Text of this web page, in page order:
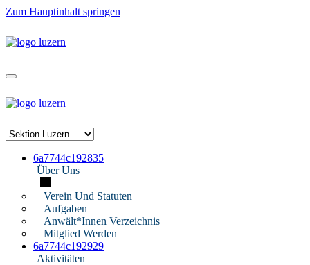
Zum Hauptinhalt springen
6a7744c192835
Über Uns
Verein Und Statuten
Aufgaben
Anwält*innen Verzeichnis
Mitglied Werden
6a7744c192929
Aktivitäten